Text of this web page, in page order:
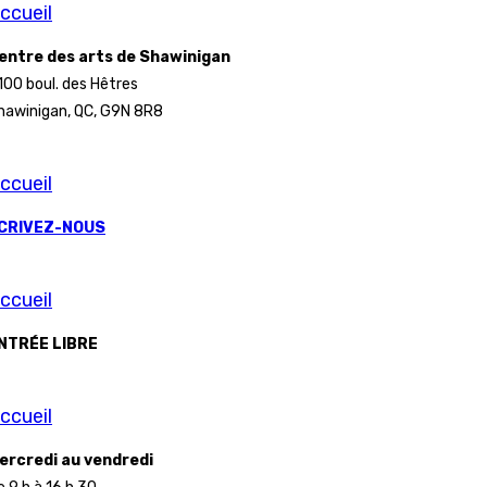
des arts de Shawinigan
boul. des Hêtres
QC, G9N 8R8
NOUS
LIBRE
au vendredi